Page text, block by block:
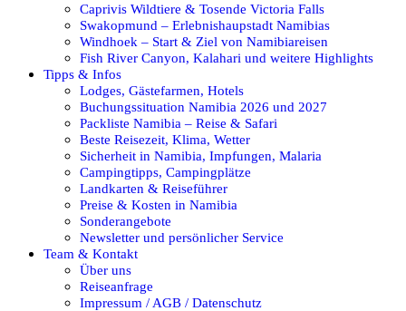
Caprivis Wildtiere & Tosende Victoria Falls
Swakopmund – Erlebnishaupstadt Namibias
Windhoek – Start & Ziel von Namibiareisen
Fish River Canyon, Kalahari und weitere Highlights
Tipps & Infos
Lodges, Gästefarmen, Hotels
Buchungssituation Namibia 2026 und 2027
Packliste Namibia – Reise & Safari
Beste Reisezeit, Klima, Wetter
Sicherheit in Namibia, Impfungen, Malaria
Campingtipps, Campingplätze
Landkarten & Reiseführer
Preise & Kosten in Namibia
Sonderangebote
Newsletter und persönlicher Service
Team & Kontakt
Über uns
Reiseanfrage
Impressum / AGB / Datenschutz